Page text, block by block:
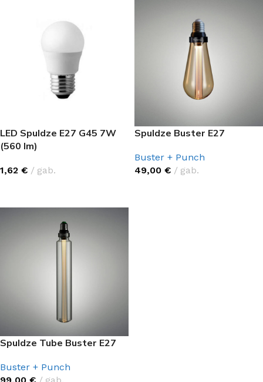
LED Spuldze E27 G45 7W
(560 lm)
1,62 € gab.
Spuldze Buster E27
Buster + Punch
49,00 € gab.
Spuldze Tube Buster E27
Buster + Punch